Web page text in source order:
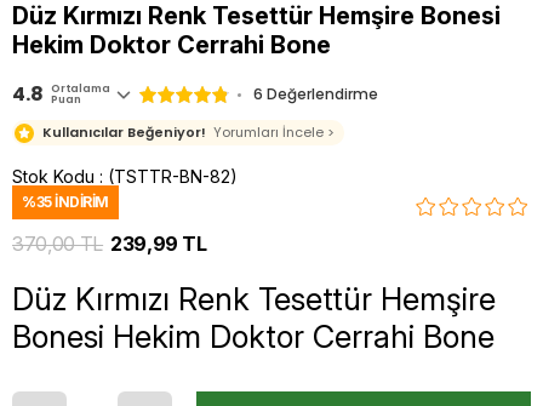
Düz Kırmızı Renk Tesettür Hemşire Bonesi
Hekim Doktor Cerrahi Bone
4.8 Ortalama
Puan 6 Değerlendirme
Kullanıcılar Beğeniyor! Yorumları İncele >
Stok Kodu (TSTTR-BN-82)
%35İNDIRIM
370,00 TL 239,99 TL
Düz Kırmızı Renk Tesettür Hemşire
Bonesi Hekim Doktor Cerrahi Bone